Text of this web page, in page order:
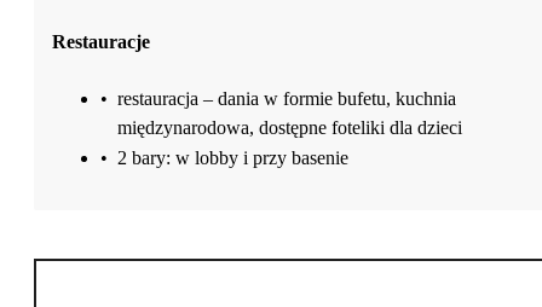
Restauracje
• restauracja – dania w formie bufetu, kuchnia
międzynarodowa, dostępne foteliki dla dzieci
• 2 bary: w lobby i przy basenie